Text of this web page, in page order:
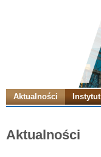
Aktualności Instytut
Aktualności